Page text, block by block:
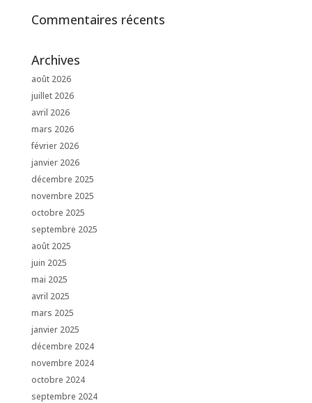
Commentaires récents
Archives
août 2026
juillet 2026
avril 2026
mars 2026
février 2026
janvier 2026
décembre 2025
novembre 2025
octobre 2025
septembre 2025
août 2025
juin 2025
mai 2025
avril 2025
mars 2025
janvier 2025
décembre 2024
novembre 2024
octobre 2024
septembre 2024